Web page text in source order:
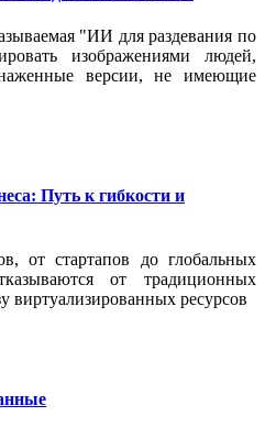
"ИИ для раздевания по
изображениями людей,
версии, не имеющие
Путь к гибкости и
от стартапов до глобальных
от традиционных
виртуализированных ресурсов